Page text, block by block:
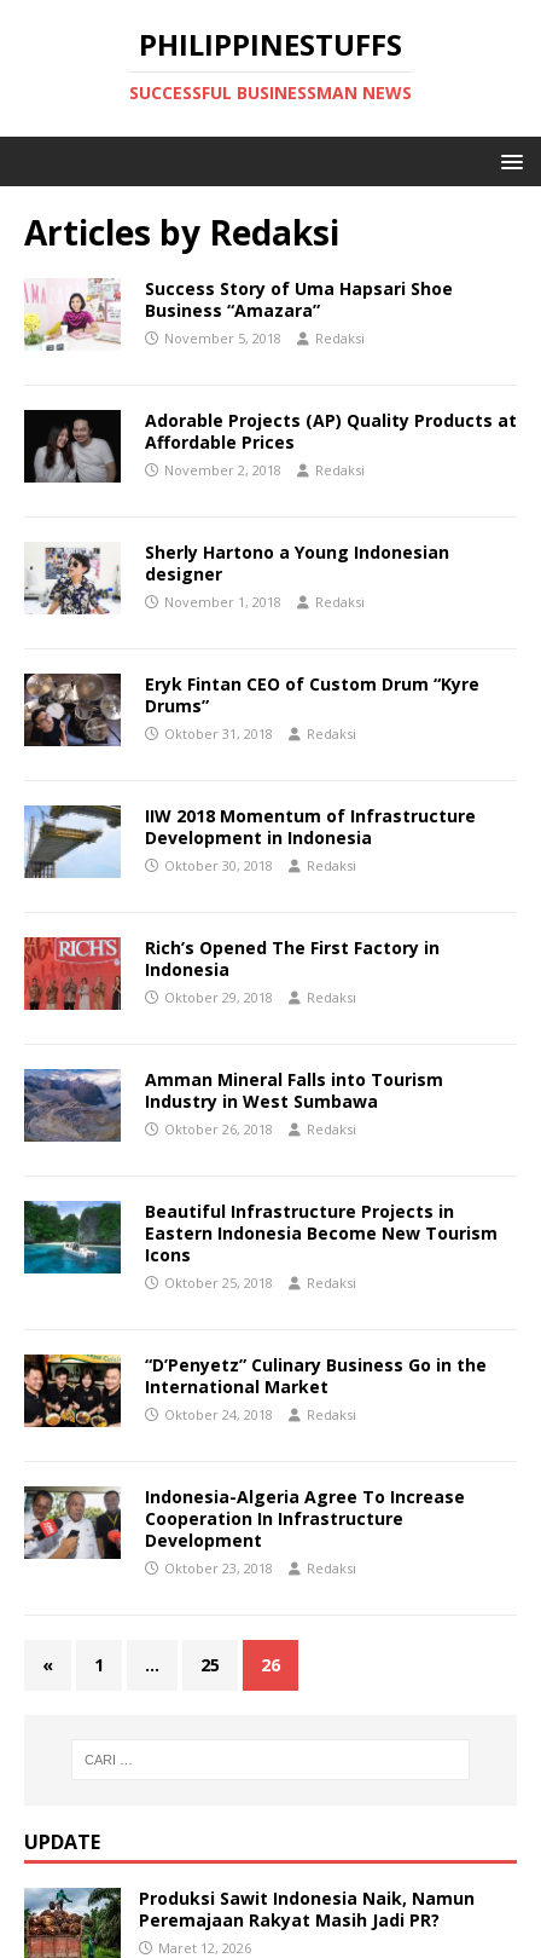
PHILIPPINESTUFFS
SUCCESSFUL BUSINESSMAN NEWS
Articles by Redaksi
Success Story of Uma Hapsari Shoe
Business “Amazara”
November 5, 2018 Redaksi
Adorable Projects (AP) Quality Products at
Affordable Prices
November 2, 2018 Redaksi
Sherly Hartono a Young Indonesian
designer
November 1, 2018 Redaksi
Eryk Fintan CEO of Custom Drum “Kyre
Drums”
Oktober 31, 2018 Redaksi
IIW 2018 Momentum of Infrastructure
Development in Indonesia
Oktober 30, 2018 Redaksi
Rich’s Opened The First Factory in
Indonesia
Oktober 29, 2018 Redaksi
Amman Mineral Falls into Tourism
Industry in West Sumbawa
Oktober 26, 2018 Redaksi
Beautiful Infrastructure Projects in
Eastern Indonesia Become New Tourism
Icons
Oktober 25, 2018 Redaksi
“D’Penyetz” Culinary Business Go in the
International Market
Oktober 24, 2018 Redaksi
Indonesia-Algeria Agree To Increase
Cooperation In Infrastructure
Development
Oktober 23, 2018 Redaksi
« 1 … 25 26
UPDATE
Produksi Sawit Indonesia Naik, Namun
Peremajaan Rakyat Masih Jadi PR?
Maret 12, 2026